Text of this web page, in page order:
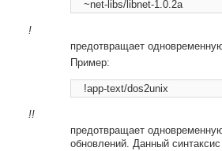
!
предотвращает
Пример:
!!
предотвращает
обновлений. Данный